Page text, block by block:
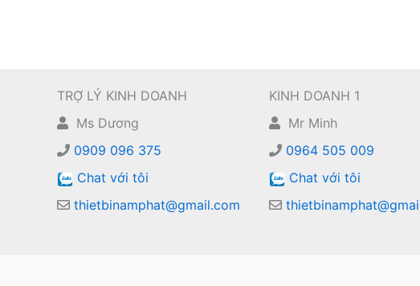
TRỢ LÝ KINH DOANH
Ms Dương
0909 096 375
Chat với tôi
thietbinamphat@gmail.com
KINH DOANH 1
Mr Minh
0964 505 009
Chat với tôi